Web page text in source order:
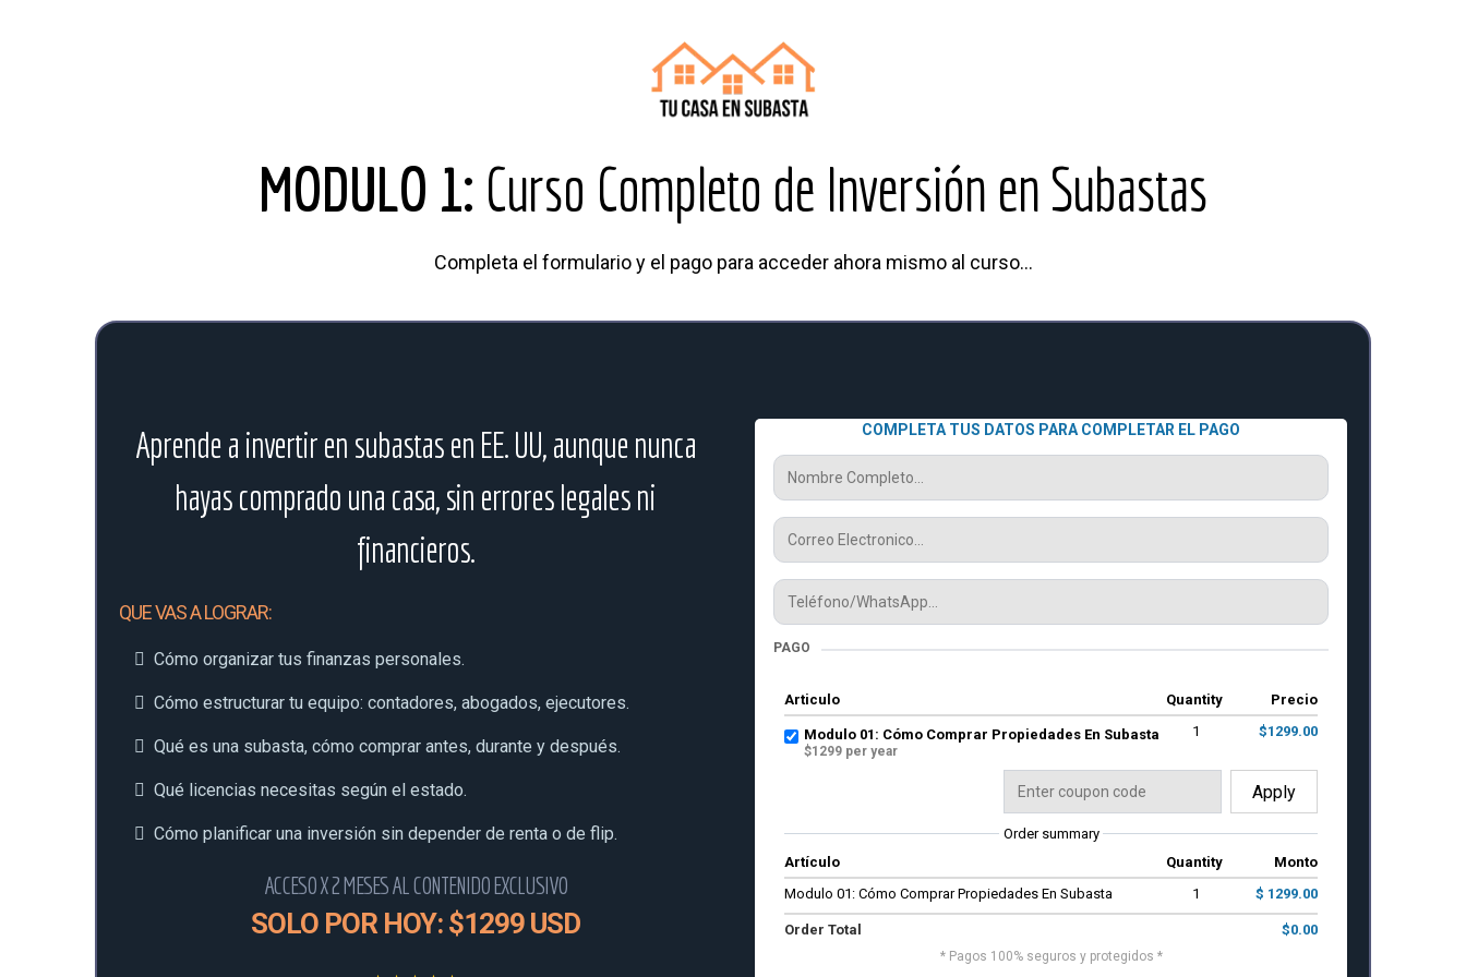
MODULO 1: Curso Completo de Inversión en Subastas
Completa el formulario y el pago para acceder ahora mismo al curso...
Aprende a invertir en subastas en EE. UU, aunque nunca
hayas comprado una casa, sin errores legales ni
financieros.
QUE VAS A LOGRAR:
Cómo organizar tus finanzas personales.
Cómo estructurar tu equipo: contadores, abogados, ejecutores.
Qué es una subasta, cómo comprar antes, durante y después.
Qué licencias necesitas según el estado.
Cómo planificar una inversión sin depender de renta o de flip.
ACCESO X 2 MESES AL CONTENIDO EXCLUSIVO
SOLO POR HOY: $1299 USD
COMPLETA TUS DATOS PARA COMPLETAR EL PAGO
PAGO
Articulo Quantity Precio
Modulo 01: Cómo Comprar Propiedades En Subasta
$1299 per year
1 $1299.00
Apply
Order summary
Artículo
Quantity
Monto
Modulo 01: Cómo Comprar Propiedades En Subasta
1 $ 1299.00
Order Total $0.00
* Pagos 100% seguros y protegidos *